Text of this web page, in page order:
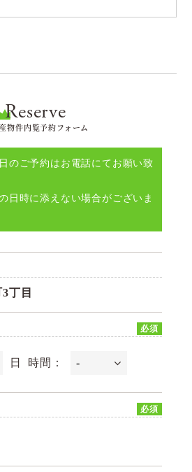
Reserve
物件内覧予約フォーム
のご予約はお電話にてお願い致
日時に添えない場合がございま
丁目
必須
日 時間：
必須